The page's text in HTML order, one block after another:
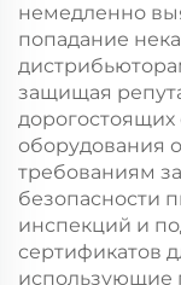
немедленно
попадание
защищая
дорогостоящих
оборудования
требованиям
безопасности
инспекций и
сертификатов
использующие